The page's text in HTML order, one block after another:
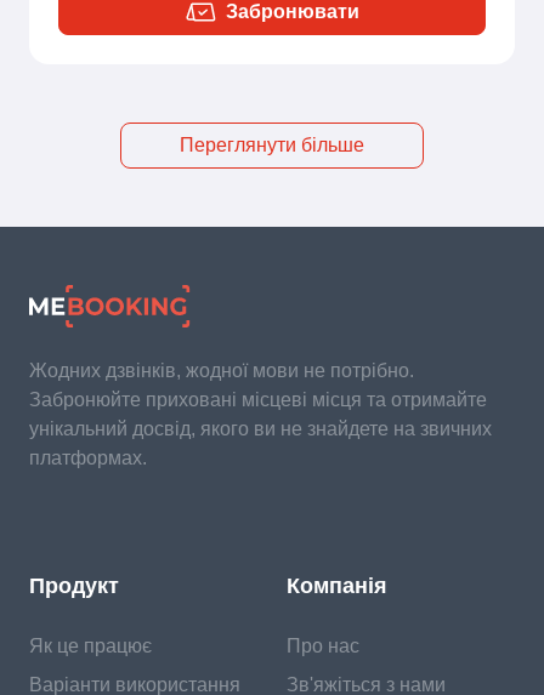
Забронювати
Переглянути більше
Жодних дзвінків, жодної мови не потрібно.
Забронюйте приховані місцеві місця та отримайте
унікальний досвід, якого ви не знайдете на звичних
платформах.
Продукт
Як це працює
Варіанти використання
Компанія
Про нас
Зв'яжіться з нами